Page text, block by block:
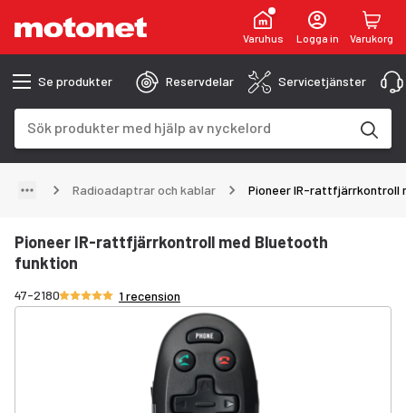
Varuhus Logga in Varukorg
Se produkter Reservdelar Servicetjänster
Radioadaptrar och kablar Pioneer IR-rattfjärrkontroll
Pioneer IR-rattfjärrkontroll med Bluetooth
funktion
47-2180Betyg 5/5 stjärnor
1 recension